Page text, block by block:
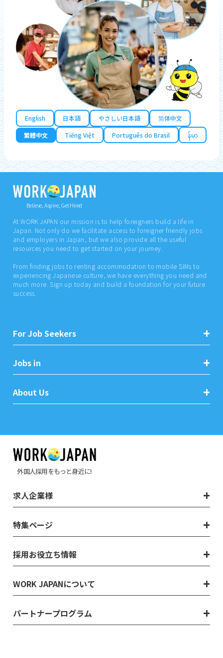
English 日本語 やさしい日本語
简体中文
繁體中文
Tiếng Việt Português do Brasil န်မာ
Believe, Aspire, Get Hired
At WORK JAPAN our mission is to help foreigners build a life in
Japan. Not only do we facilitate access to foreigner friendly jobs
and employers in Japan, but we also provide all the useful
resources you need to get started on your journey.
From finding jobs to renting accommodation to mobile SIMs to
experiencing Japanese culture, we have everything you need and
much more. Sign up today and build a foundation for your future
success.
For Job Seekers
Jobs in
About Us
外国人採用をもっと身近に!
求人企業様
特集ページ
採用お役立ち情報
WORK JAPANについて
パートナープログラム